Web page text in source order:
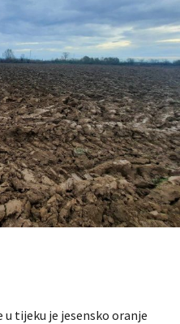
u tijeku je jesensko oranje